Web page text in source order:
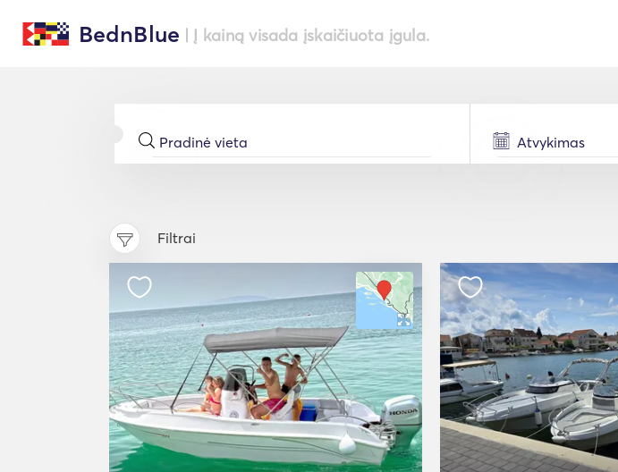
BednBlue | Į kainą visada įskaičiuota įgula.
Filtrai